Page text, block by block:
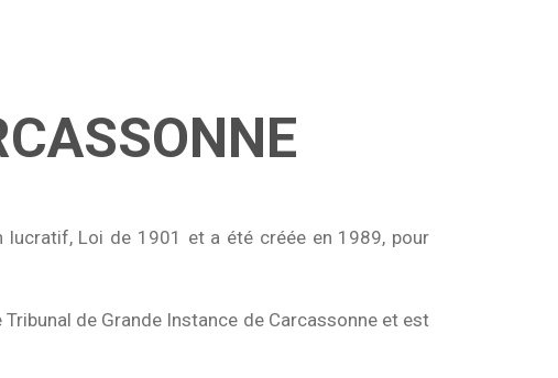
lucratif, Loi de 1901 et a été créée en 1989, pour
de Grande Instance de Carcassonne et est